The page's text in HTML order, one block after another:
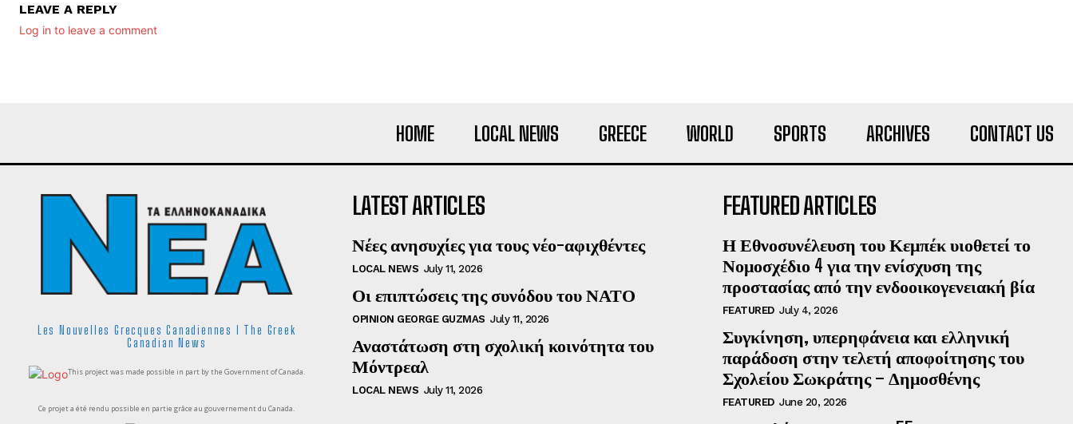
LEAVE A REPLY
Log in to leave a comment
HOME LOCAL NEWS GREECE WORLD SPORTS ARCHIVES CONTACT US
Les Nouvelles Grecques Canadiennes I The Greek
Canadian News
This project was made possible in part by the Government of Canada.
Ce projet a été rendu possible en partie grâce au gouvernement du Canada.
LATEST ARTICLES
Νέες ανησυχίες για τους νέο-αφιχθέντες
LOCAL NEWS July 11, 2026
Οι επιπτώσεις της συνόδου του ΝΑΤΟ
OPINION GEORGE GUZMAS July 11, 2026
Αναστάτωση στη σχολική κοινότητα του
Μόντρεαλ
LOCAL NEWS July 11, 2026
FEATURED ARTICLES
Η Εθνοσυνέλευση του Κεμπέκ υιοθετεί το
Νομοσχέδιο 4 για την ενίσχυση της
προστασίας από την ενδοοικογενειακή βία
FEATURED July 4, 2026
Συγκίνηση, υπερηφάνεια και ελληνική
παράδοση στην τελετή αποφοίτησης του
Σχολείου Σωκράτης – Δημοσθένης
FEATURED June 20, 2026